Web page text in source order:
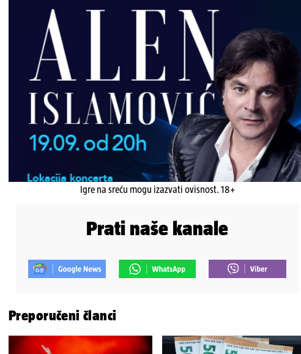
Igre na sreću mogu izazvati ovisnost. 18+
Prati naše kanale
Preporučeni članci